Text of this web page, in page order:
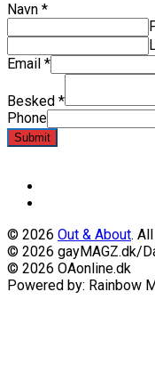
Navn *
Email *
Besked *
Phone
Submit
© 2026 Out & About.
© 2026 gayMAGZ.dk/
© 2026 OAonline.dk
Powered by: Rainbow